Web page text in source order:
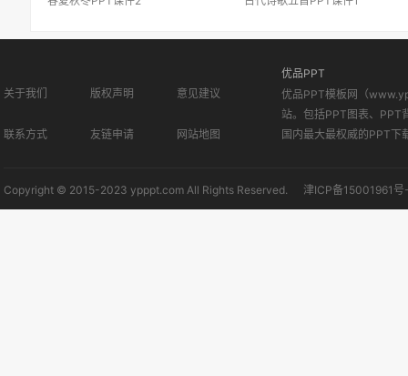
关于我们 版权声明 意见建议
联系方式 友链申请 网站地图
优品PPT
优品PPT模板网（
站。包括PPT图表、PPT
国内最大最权威的PPT下
Copyright © 2015-2023 ypppt.com All Rights Reserved. 津ICP备15001961号